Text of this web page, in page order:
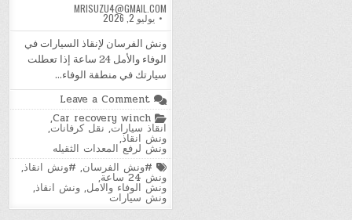
MRISUZU4@GMAIL.COM
يوليو 2, 2026
ونش الفرسان لإنقاذ السيارات في
الوفاء والأمل 24 ساعة إذا تعطلت
سيارتك في منطقة الوفاء…
Leave a Comment
ونش
الفرسان
لإنقاذ
في
الوفاء
والأمل
24
ساعة
وصول
Posted
in
Car recovery winch
,
انقاذ سيارات, نقل كرفانات,
ونش انقاذ,
ونش لرفع المعدات الثقيله
Tagged
#ونش الفرسان, #ونش انقاذ,
ونش 24 ساعة ,
ونش الوفاء والامل,ونش انقاذ,
ونش سيارات